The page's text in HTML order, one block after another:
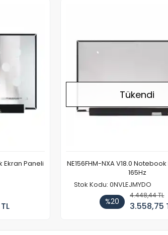
Ekran Paneli
Tükendi
NE156FHM-NXA V18.0
165Hz
Stok Kodu: 0NVLEJMYDO
%20
4.448,44 TL
3.558,75